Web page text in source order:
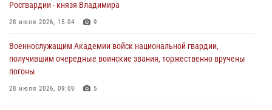
Росгвардии - князя Владимира
28 июля 2026, 15:04 9
Военнослужащим Академии войск национальной гвардии,
получившим очередные воинские звания, торжественно вручены
погоны
28 июля 2026, 09:09 5